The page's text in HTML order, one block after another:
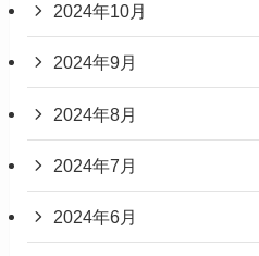
2024年10月
2024年9月
2024年8月
2024年7月
2024年6月